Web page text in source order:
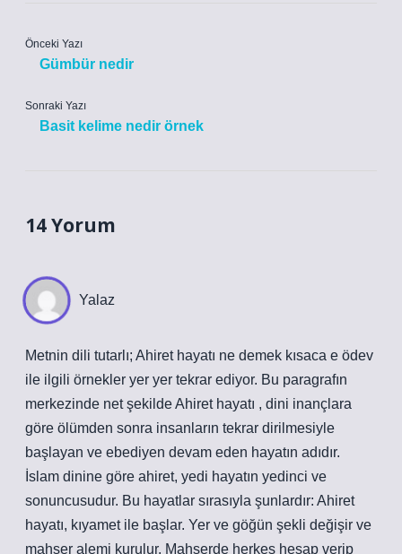
Önceki Yazı
Gümbür nedir
Sonraki Yazı
Basit kelime nedir örnek
14 Yorum
Yalaz
Metnin dili tutarlı; Ahiret hayatı ne demek kısaca e ödev
ile ilgili örnekler yer yer tekrar ediyor. Bu paragrafın
merkezinde net şekilde Ahiret hayatı , dini inançlara
göre ölümden sonra insanların tekrar dirilmesiyle
başlayan ve ebediyen devam eden hayatın adıdır.
İslam dinine göre ahiret, yedi hayatın yedinci ve
sonuncusudur. Bu hayatlar sırasıyla şunlardır: Ahiret
hayatı, kıyamet ile başlar. Yer ve göğün şekli değişir ve
mahşer alemi kurulur. Mahşerde herkes hesap verip